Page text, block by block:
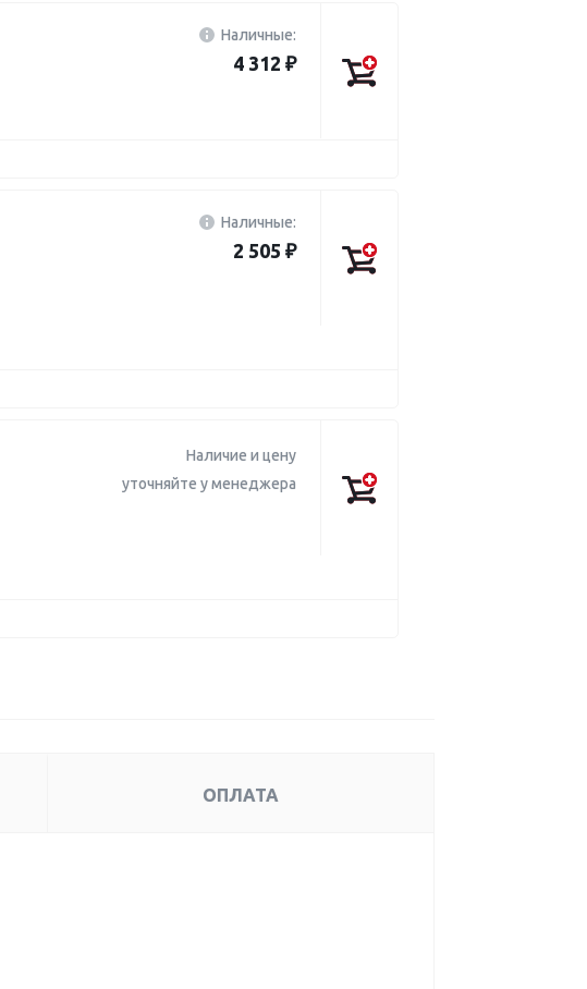
Наличные:
4 312 ₽
Наличные:
2 505 ₽
Наличие и цену
уточняйте у менеджера
ОПЛАТА